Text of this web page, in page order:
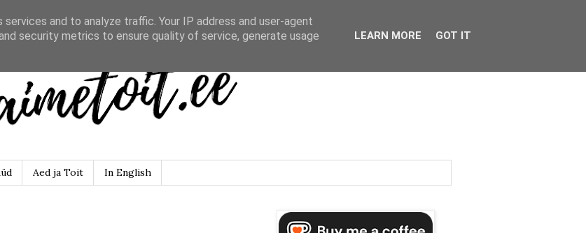
Aed ja Toit In English
and to analyze traffic. Your IP address and user-agent
security metrics to ensure quality of service, generate usage
LEARN MORE GOT IT